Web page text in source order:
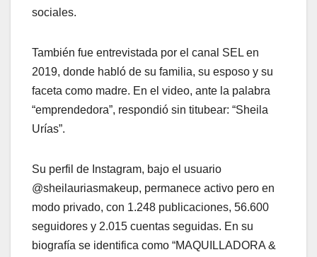
sociales.
También fue entrevistada por el canal SEL en
2019, donde habló de su familia, su esposo y su
faceta como madre. En el video, ante la palabra
“emprendedora”, respondió sin titubear: “Sheila
Urías”.
Su perfil de Instagram, bajo el usuario
@sheilauriasmakeup, permanece activo pero en
modo privado, con 1.248 publicaciones, 56.600
seguidores y 2.015 cuentas seguidas. En su
biografía se identifica como “MAQUILLADORA &